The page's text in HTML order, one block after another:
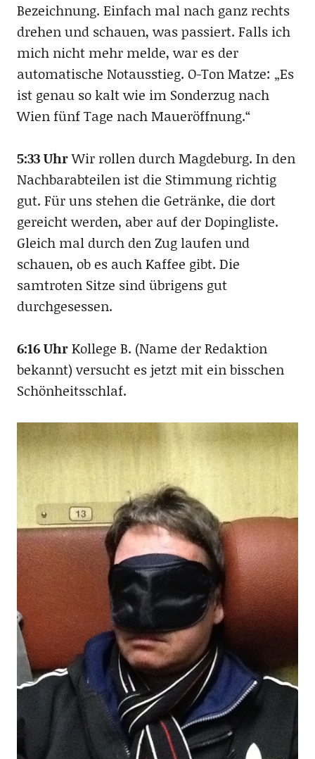
Bezeichnung. Einfach mal nach ganz rechts
drehen und schauen, was passiert. Falls ich
mich nicht mehr melde, war es der
automatische Notausstieg. O-Ton Matze: „Es
ist genau so kalt wie im Sonderzug nach
Wien fünf Tage nach Maueröffnung.“
5:33 UhrWir rollen durch Magdeburg. In den
Nachbarabteilen ist die Stimmung richtig
gut. Für uns stehen die Getränke, die dort
gereicht werden, aber auf der Dopingliste.
Gleich mal durch den Zug laufen und
schauen, ob es auch Kaffee gibt. Die
samtroten Sitze sind übrigens gut
durchgesessen.
6:16 UhrKollege B. (Name der Redaktion
bekannt) versucht es jetzt mit ein bisschen
Schönheitsschlaf.